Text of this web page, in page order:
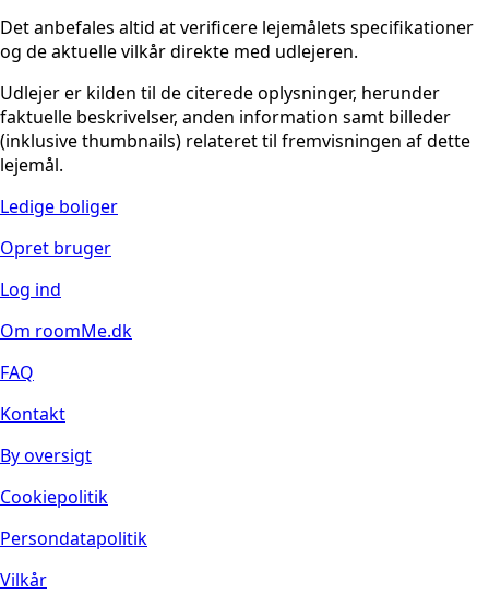
Det anbefales altid at verificere lejemålets specifikationer
og de aktuelle vilkår direkte med udlejeren.
Udlejer er kilden til de citerede oplysninger, herunder
faktuelle beskrivelser, anden information samt billeder
(inklusive thumbnails) relateret til fremvisningen af dette
lejemål.
Ledige boliger
Opret bruger
Log ind
Om roomMe.dk
FAQ
Kontakt
By oversigt
Cookiepolitik
Persondatapolitik
Vilkår